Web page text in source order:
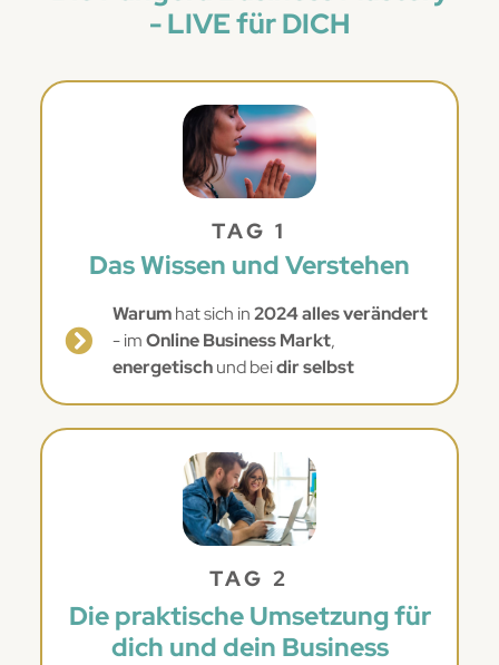
- LIVE für DICH
TAG 1
Das Wissen und Verstehen
Warumhat sich in2024 alles verändert
- imOnline Business Markt,
energetischund beidir selbst
TAG 2
Die praktische Umsetzung für
dich und dein Business